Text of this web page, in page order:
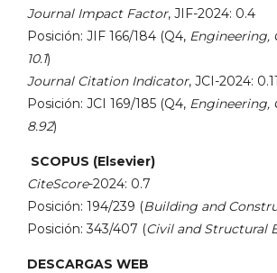
Journal Impact Factor, JIF-2024: 0.4
Posición: JIF 166/184 (Q4, Engineering,
10.1)
Journal Citation Indicator, JCI-2024: 0.11
Posición: JCI 169/185 (Q4, Engineering,
8.92)
SCOPUS (Elsevier)
CiteScore-2024: 0.7
Posición: 194/239 (Building and
Posición: 343/407 (Civil and Structural
DESCARGAS WEB